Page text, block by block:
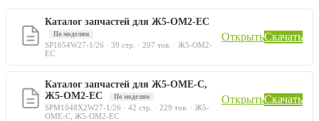
Каталог запчастей для Ж5-ОМ2-ЕС
По моделям
SP1654W27-1/26 · 39 стр. · 207 тов. · Ж5-ОМ2-
ЕС
ОткрытьСкачать
Каталог запчастей для Ж5-ОМЕ-С,
Ж5-ОМ2-ЕС
По моделям
SPM1048X2W27-1/26 · 42 стр. · 229 тов. · Ж5-
ОМЕ-С, Ж5-ОМ2-ЕС
ОткрытьСкачать